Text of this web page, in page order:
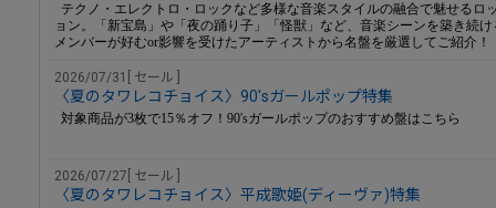
テクノ・エレクトロ・ロックなど多様な音楽スタイルの融合で魅せるロ
ョン。「新宝島」や「夜の踊り子」「怪獣」など、音楽シーンを築き続
メンバーが好むor影響を受けたアーティストから名盤を厳選してご紹介！
2026/07/31[ セール ]
〈夏のタワレコチョイス〉90'sガールポップ特集
対象商品が3枚で15％オフ！90'sガールポップのおすすめ盤はこちら
2026/07/27[ セール ]
〈夏のタワレコチョイス〉平成歌姫(ディーヴァ)特集